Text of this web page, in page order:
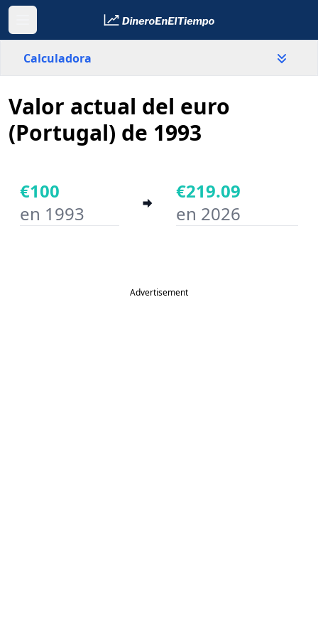
Calculadora
País
Año inicial
Valor actual del euro
(Portugal) de 1993
€100
en 1993
€219.09
en 2026
Advertisement